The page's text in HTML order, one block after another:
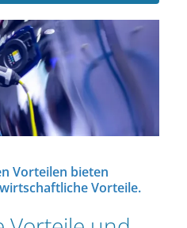
Vorteilen bieten
Vorteile.